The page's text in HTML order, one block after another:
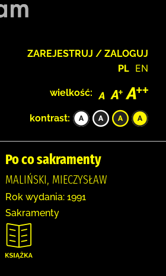
ZAREJESTRUJ / ZALOGUJ
PL EN
wielkość:
kontrast:
Po co sakramenty
MALIŃSKI, MIECZYSŁAW
Rok wydania: 1991
Sakramenty